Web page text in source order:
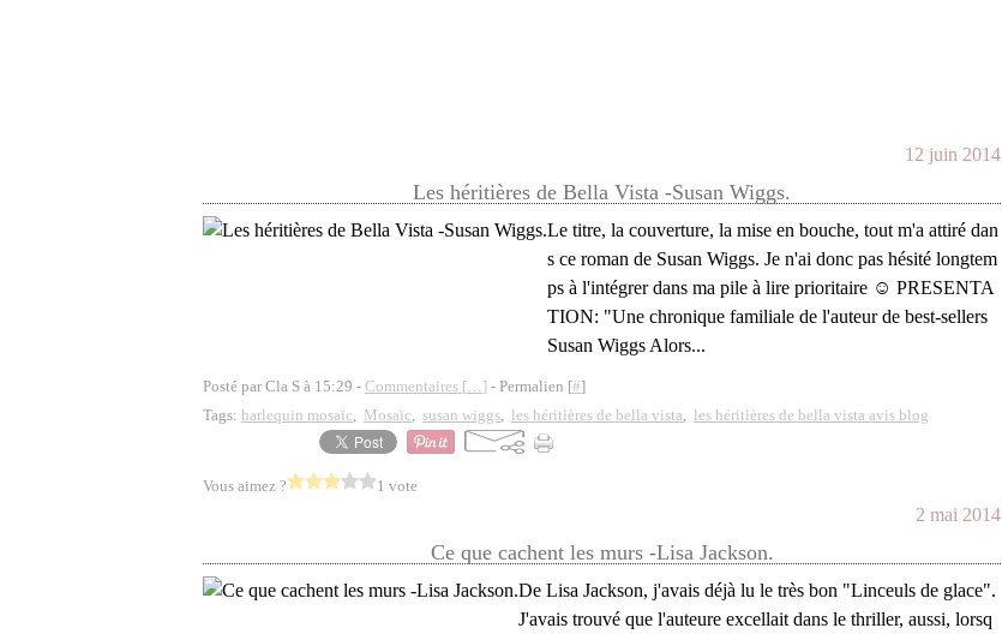
12 juin 2014
Les héritières de Bella Vista -Susan Wiggs.
Le titre, la couverture, la mise en bouche, tout m'a attiré dan
s ce roman de Susan Wiggs. Je n'ai donc pas hésité longtem
ps à l'intégrer dans ma pile à lire prioritaire ☺ PRESENTA
TION: "Une chronique familiale de l'auteur de best-sellers
Susan Wiggs Alors...
Posté par Cla S à 15:29 - Commentaires […] - Permalien [#]
Tags: harlequin mosaïc, Mosaïc, susan wiggs, les héritières de bella vista, les héritières de bella vista avis blog
Vous aimez ? 1 vote
2 mai 2014
Ce que cachent les murs -Lisa Jackson.
De Lisa Jackson, j'avais déjà lu le très bon "Linceuls de glace".
J'avais trouvé que l'auteure excellait dans le thriller, aussi, lorsq